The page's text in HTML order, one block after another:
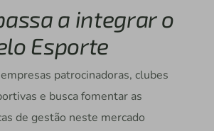
a integrar o
Esporte
patrocinadoras, clubes
e busca fomentar as
de gestão neste mercado